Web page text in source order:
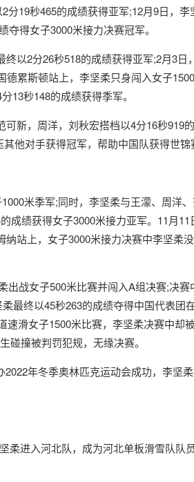
19秒465的成绩获得亚军;12月9日，
得女子3000米接力决赛冠军。
2分26秒518的成绩获得亚军;2月3日
累斯顿站上，李坚柔只身闯入女子
13秒148的成绩获得季军。
，周洋，刘秋宏搭档以4分16秒919
他对手获得冠军，帮助中国队获得世锦
米季军;同时，李坚柔与王濛、周洋
绩获得女子3000米接力亚军。11月
站上，女子3000米接力决赛中李坚柔
战女子500米比赛并闯入A组决赛;决
最终以45秒263的成绩夺得中国代表团
滑女子1500米比赛，李坚柔决赛中却
碰撞被判罚犯规，无缘决赛。
年冬季奥林匹克运动会成功，李坚
进入河北队，成为河北单板滑雪队队